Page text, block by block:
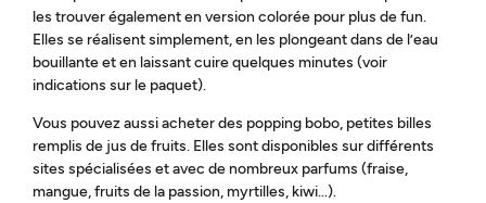
les trouver également en version colorée pour plus de fun.
Elles se réalisent simplement, en les plongeant dans de l’eau
bouillante et en laissant cuire quelques minutes (voir
indications sur le paquet).
Vous pouvez aussi acheter des popping bobo, petites billes
remplis de jus de fruits. Elles sont disponibles sur différents
sites spécialisées et avec de nombreux parfums (fraise,
mangue, fruits de la passion, myrtilles, kiwi…).